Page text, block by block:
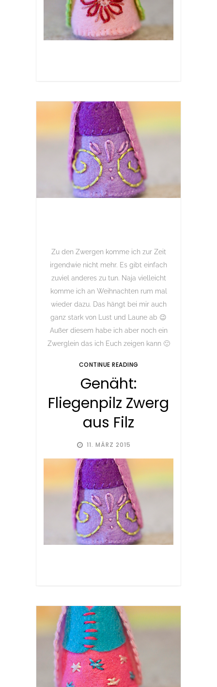
11. MÄRZ 2015
Genäht:
Fliegenpilz Zwerg
aus Filz
Zu den Zwergen komme ich zur Zeit
irgendwie nicht mehr. Es gibt einfach
zuviel anderes zu tun. Naja vielleicht
komme ich an Weihnachten rum mal
wieder dazu. Das hängt bei mir auch
ganz stark von Lust und Laune ab 😉
Außer diesem habe ich aber noch ein
Zwerglein das ich Euch zeigen kann 🙂
CONTINUE READING